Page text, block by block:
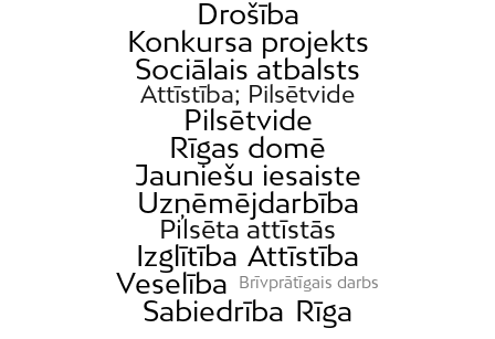
Drošība
Konkursa projekts
Sociālais atbalsts
Attīstība; Pilsētvide
Pilsētvide
Rīgas domē
Jauniešu iesaiste
Uzņēmējdarbība
Pilsēta attīstās
Izglītība Attīstība
Veselība
Brīvprātīgais darbs
Sabiedrība Rīga